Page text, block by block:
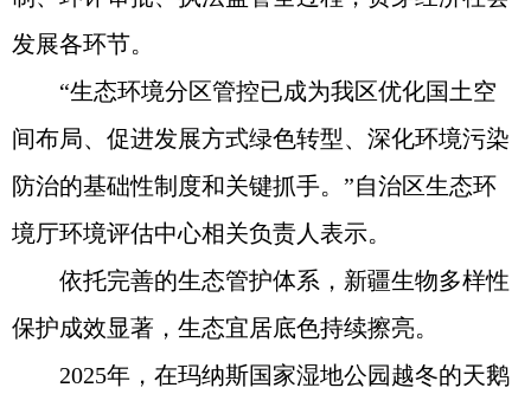
发展各环节。
“生态环境分区管控已成为我区优化国土空
间布局、促进发展方式绿色转型、深化环境污染
防治的基础性制度和关键抓手。”自治区生态环
境厅环境评估中心相关负责人表示。
依托完善的生态管护体系，新疆生物多样性
保护成效显著，生态宜居底色持续擦亮。
2025年，在玛纳斯国家湿地公园越冬的天鹅